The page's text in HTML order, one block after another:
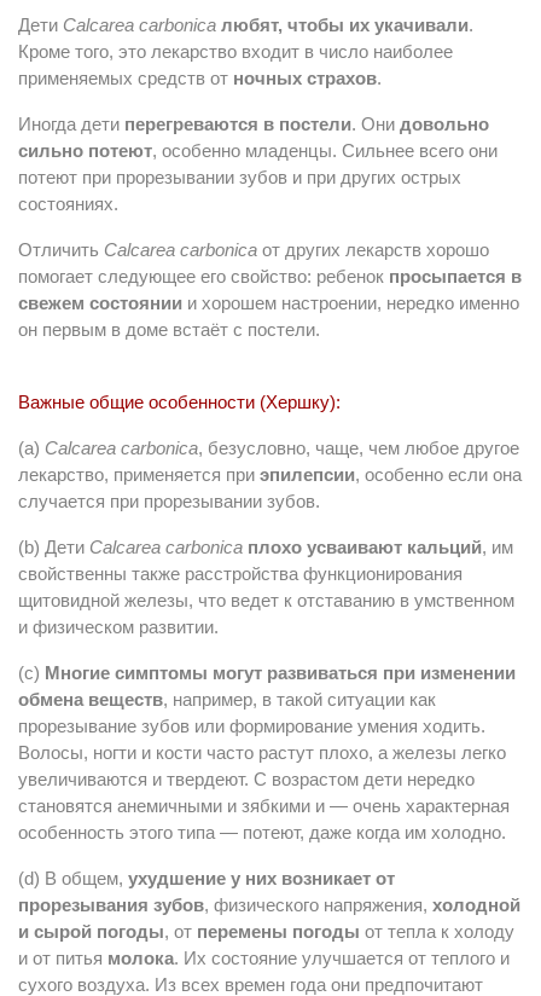
Дети Calcarea carbonica любят, чтобы их укачивали.
Кроме того, это лекарство входит в число наиболее
применяемых средств от ночных страхов.
Иногда дети перегреваются в постели. Они довольно
сильно потеют, особенно младенцы. Сильнее всего они
потеют при прорезывании зубов и при других острых
состояниях.
Отличить Calcarea carbonica от других лекарств хорошо
помогает следующее его свойство: ребенок просыпается в
свежем состоянии и хорошем настроении, нередко именно
он первым в доме встаёт с постели.
Важные общие особенности (Хершку):
(а) Calcarea carbonica, безусловно, чаще, чем любое другое
лекарство, применяется при эпилепсии, особенно если она
случается при прорезывании зубов.
(b) Дети Calcarea carbonica плохо усваивают кальций, им
свойственны также расстройства функционирования
щитовидной железы, что ведет к отставанию в умственном
и физическом развитии.
(с) Многие симптомы могут развиваться при изменении
обмена веществ, например, в такой ситуации как
прорезывание зубов или формирование умения ходить.
Волосы, ногти и кости часто растут плохо, а железы легко
увеличиваются и твердеют. С возрастом дети нередко
становятся анемичными и зябкими и — очень характерная
особенность этого типа — потеют, даже когда им холодно.
(d) В общем, ухудшение у них возникает от
прорезывания зубов, физического напряжения, холодной
и сырой погоды, от перемены погоды от тепла к холоду
и от питья молока. Их состояние улучшается от теплого и
сухого воздуха. Из всех времен года они предпочитают